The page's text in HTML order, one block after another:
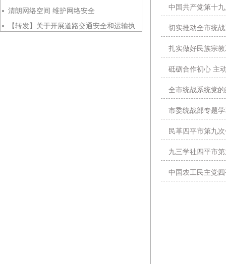
清朗网络空间 维护网络安全
【转发】关于开展道路交通安全和运输执
中国共产党第十
切实推动全市统
扎实做好民族宗
砥砺合作初心 主
全市统战系统党
市委统战部专题
民革四平市第九
九三学社四平市
中国农工民主党